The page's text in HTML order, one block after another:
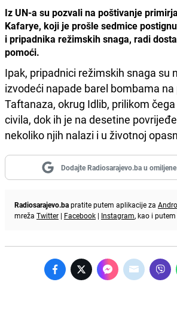
Iz UN-a su pozvali na poštivanje
Kafarye, koji je prošle sedmice
i pripadnika režimskih snaga, radi
pomoći.
Ipak, pripadnici režimskih snaga su
izvodeći napade barel bombama na
Taftanaza, okrug Idlib, prilikom
civila, dok ih je na desetine
nekoliko njih nalazi i u životnoj
Dodajte Radiosarajevo.ba u
Radiosarajevo.bapratite putem aplikacije za
mreža Twitter | Facebook | Instagram, kao i